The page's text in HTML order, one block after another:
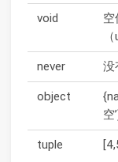
void
空
never 没
object
空
tuple